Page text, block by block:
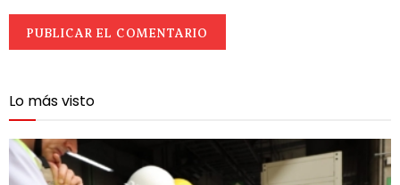
Lo más visto